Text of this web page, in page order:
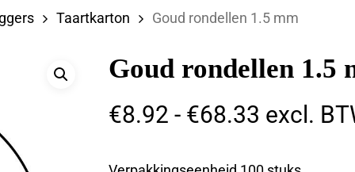
Taartkarton Goud rondellen 1.5 mm
Goud rondellen 1.5
€8.92 - €68.33
tot
excl.